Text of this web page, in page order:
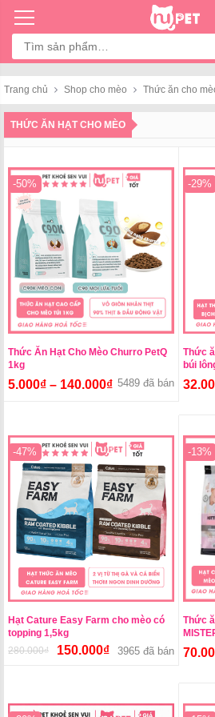
Tìm
kiếm:
Trang chủ Shop cho mèo Thức ăn cho
THỨC ĂN HẠT CHO MÈO
-50%
Thức Ăn Hạt Cho Mèo Churro PetQ
1kg
5.000₫ – 140.000₫ 5489 đã bán
-29%
Thức
búi
-47%
Hạt Cature Easy Farm cho mèo có
topping 1,5kg
280.000₫
Giá
280.000₫.
150.000₫Giá
là:
3965 đã bán
-13%
Thức